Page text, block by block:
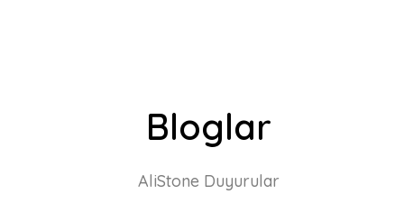
Bloglar
AliStone Duyurular